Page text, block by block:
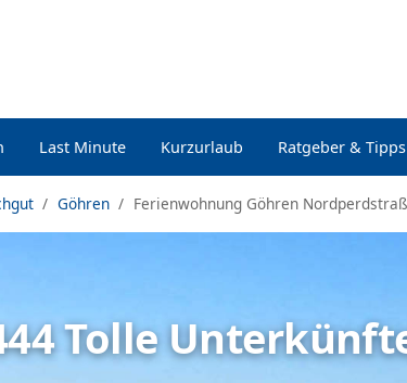
Last Minute Kurzurlaub Ratgeber & Tipps
Göhren Ferienwohnung Göhren
Tolle